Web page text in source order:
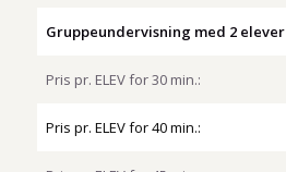
Gruppeundervisning med 2 elever
Pris pr. ELEV for 30 min.:
Pris pr. ELEV for 40 min.: